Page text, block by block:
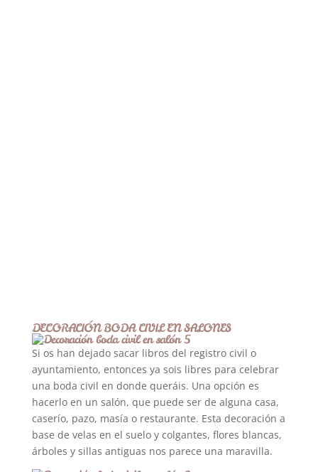
DECORACIÓN BODA CIVIL EN SALONES
Si os han dejado sacar libros del registro civil o
ayuntamiento, entonces ya sois libres para celebrar
una boda civil en donde queráis. Una opción es
hacerlo en un salón, que puede ser de alguna casa,
caserío, pazo, masía o restaurante. Esta decoración a
base de velas en el suelo y colgantes, flores blancas,
árboles y sillas antiguas nos parece una maravilla.